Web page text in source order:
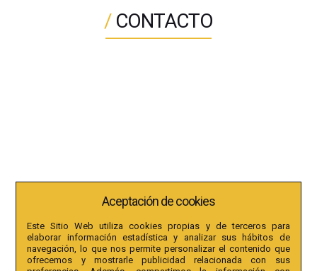
/ CONTACTO
Aceptación de cookies
Este Sitio Web utiliza cookies propias y de terceros para
elaborar información estadística y analizar sus hábitos de
navegación, lo que nos permite personalizar el contenido que
ofrecemos y mostrarle publicidad relacionada con sus